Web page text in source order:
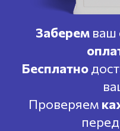
Заберемваш
Бесплатно
Проверяем